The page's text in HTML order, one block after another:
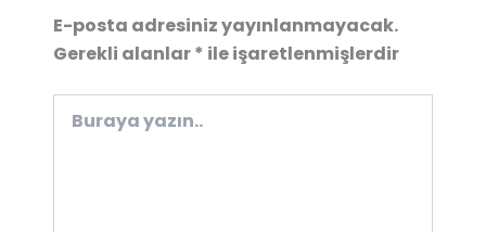
E-posta adresiniz yayınlanmayacak.
Gerekli alanlar* ile işaretlenmişlerdir
yazın..